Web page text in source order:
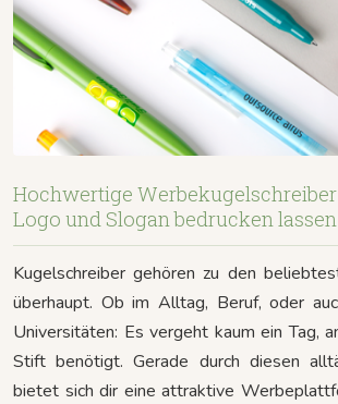
Hochwertige
Logo und Slogan bedrucken lassen
Kugelschreiber gehören zu den
überhaupt. Ob im Alltag, Beruf, oder
Universitäten: Es vergeht kaum ein Tag,
Stift benötigt. Gerade durch diesen
bietet sich dir eine attraktive